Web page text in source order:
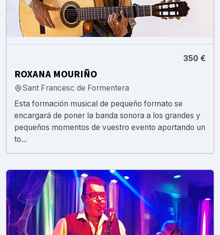
350 €
ROXANA MOURIÑO
Sant Francesc de Formentera
Esta formación musical de pequeño formato se
encargará de poner la banda sonora a los grandes y
pequeños momentos de vuestro evento aportando un
to...